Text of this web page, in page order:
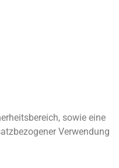
sowie eine
Verwendung